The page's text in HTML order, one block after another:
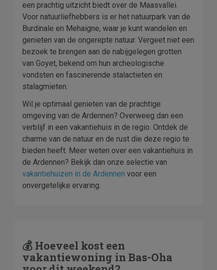
een prachtig uitzicht biedt over de Maasvallei.
Voor natuurliefhebbers is er het natuurpark van de
Burdinale en Mehaigne, waar je kunt wandelen en
genieten van de ongerepte natuur. Vergeet niet een
bezoek te brengen aan de nabijgelegen grotten
van Goyet, bekend om hun archeologische
vondsten en fascinerende stalactieten en
stalagmieten.
Wil je optimaal genieten van de prachtige
omgeving van de Ardennen? Overweeg dan een
verblijf in een vakantiehuis in de regio. Ontdek de
charme van de natuur en de rust die deze regio te
bieden heeft. Meer weten over een vakantiehuis in
de Ardennen? Bekijk dan onze selectie van
vakantiehuizen in de Ardennen voor een
onvergetelijke ervaring.
💰 Hoeveel kost een
vakantiewoning in Bas-Oha